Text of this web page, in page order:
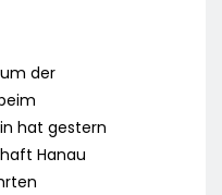
der
hat gestern
Hanau